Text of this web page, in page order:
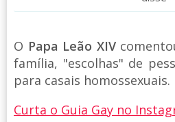
O Papa Leão XIV
família, "escolhas" de
para casais homossexuais.
Curta o Guia Gay no